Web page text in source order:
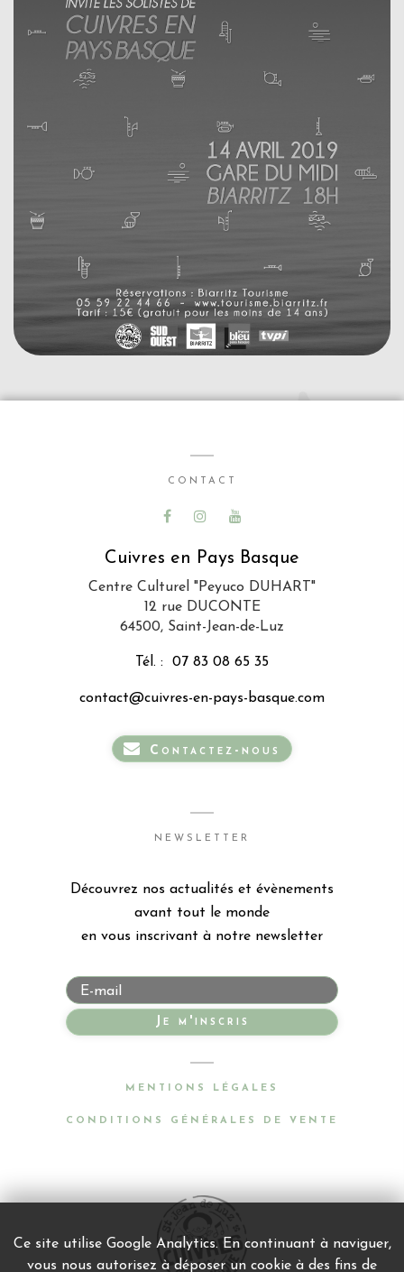
Ce site utilise Google Analytics. En continuant à naviguer,
vous nous autorisez à déposer un cookie à des fins de
CONTACT
Cuivres en Pays Basque
Centre Culturel "Peyuco DUHART"
12 rue DUCONTE
64500, Saint-Jean-de-Luz
Tél. : 07 83 08 65 35
contact@cuivres-en-pays-basque.com
Contactez-nous
NEWSLETTER
Découvrez nos actualités et évènements
avant tout le monde
en vous inscrivant à notre newsletter
Je m'inscris
MENTIONS LÉGALES
CONDITIONS GÉNÉRALES DE VENTE